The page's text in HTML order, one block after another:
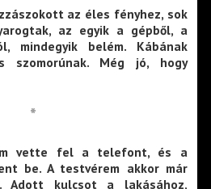
az éles fényhez, sok
az egyik a gépből, a
mindegyik belém. Kábának
szomorúnak. Még jó, hogy
*
vette fel a telefont, és a
be. A testvérem akkor már
Adott kulcsot a lakásához,